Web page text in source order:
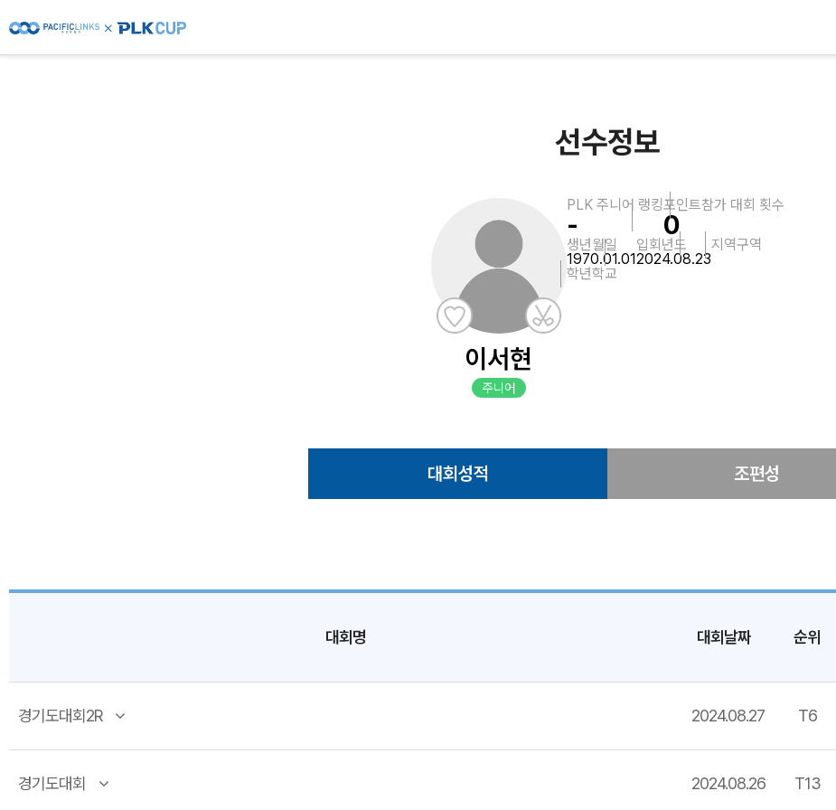
선수정보
이서현
주니어
PLK 주니어 랭킹
-
포인트
0
참가 대회 횟수
생년월일
1970.01.01
입회년도
2024.08.23
지역구역
학년학교
대회성적 조편성
대회명 대회날짜 순위
경기도대회2R 2024.08.27 T6
경기도대회 2024.08.26 T13